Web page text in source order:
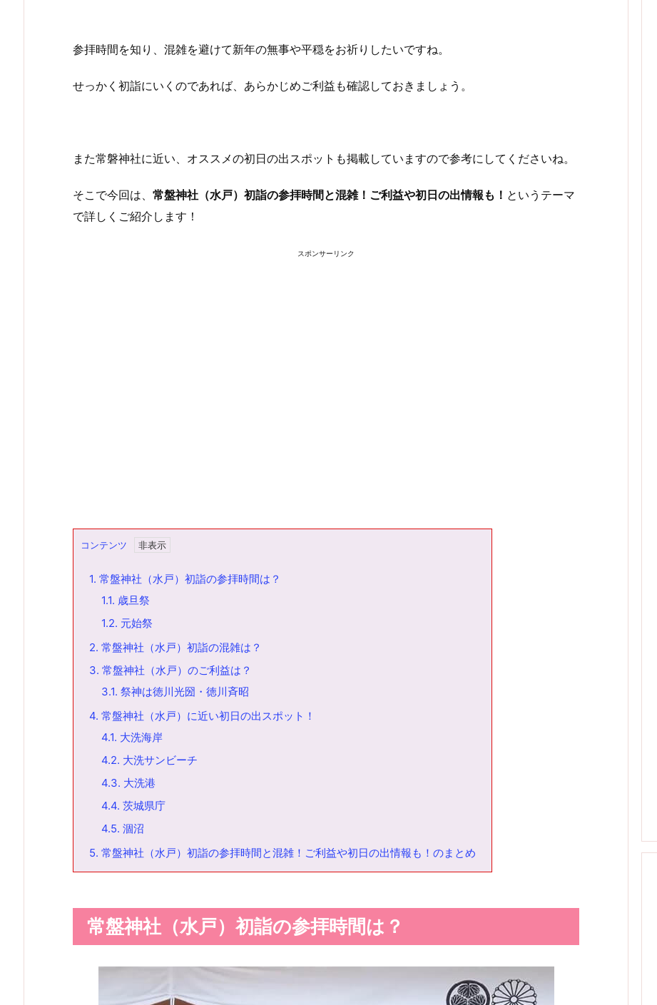
参拝時間を知り、混雑を避けて新年の無事や平穏をお祈りしたいですね。
せっかく初詣にいくのであれば、あらかじめご利益も確認しておきましょう。
また常磐神社に近い、オススメの初日の出スポットも掲載していますので参考にしてくださいね。
そこで今回は、 常盤神社（水戸）初詣の参拝時間と混雑！ご利益や初日の出情報も！ というテーマ
で詳しくご紹介します！
スポンサーリンク
コンテンツ
1. 常盤神社（水戸）初詣の参拝時間は？
1.1. 歳旦祭
1.2. 元始祭
2. 常盤神社（水戸）初詣の混雑は？
3. 常盤神社（水戸）のご利益は？
3.1. 祭神は徳川光圀・徳川斉昭
4. 常盤神社（水戸）に近い初日の出スポット！
4.1. 大洗海岸
4.2. 大洗サンビーチ
4.3. 大洗港
4.4. 茨城県庁
4.5. 涸沼
5. 常盤神社（水戸）初詣の参拝時間と混雑！ご利益や初日の出情報も！のまとめ
常盤神社（水戸）初詣の参拝時間は？